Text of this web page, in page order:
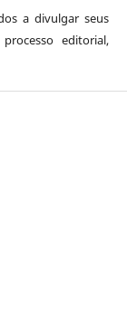
a divulgar seus
editorial,